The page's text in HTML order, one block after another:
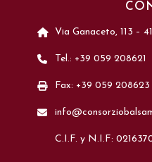
Via Ganaceto, 113 –
Tel.: +39 059 208621
Fax: +39 059 208623
C.I.F. y N.I.F: